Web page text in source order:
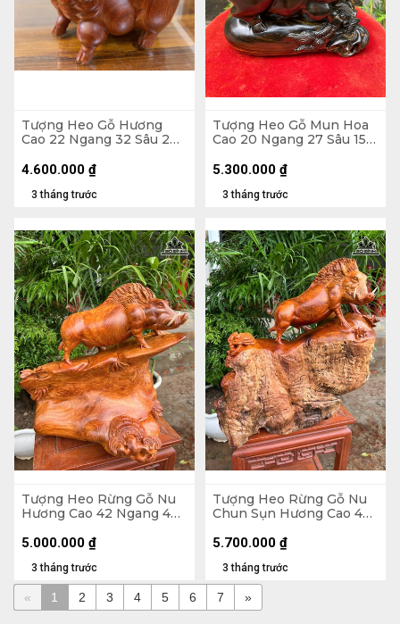
Tượng Heo Gỗ Hương
Cao 22 Ngang 32 Sâu 2
3 tháng trước
4.600.000 ₫
Tượng Heo Gỗ Mun Hoa
Cao 20 Ngang 27 Sâu 15
3 tháng trước
5.300.000 ₫
Tượng Heo Rừng Gỗ Nu
Hương Cao 42 Ngang 42
3 tháng trước
5.000.000 ₫
Tượng Heo Rừng Gỗ Nu
Chun Sụn Hương Cao 48
3 tháng trước
5.700.000 ₫
« 1 2 3 4 5 6 7 »